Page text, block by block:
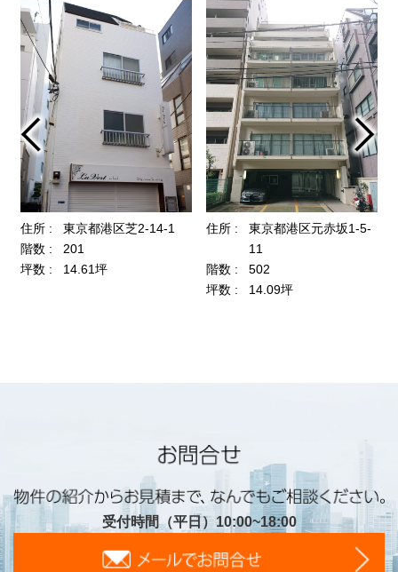
受付時間（平日）10:00~18:00